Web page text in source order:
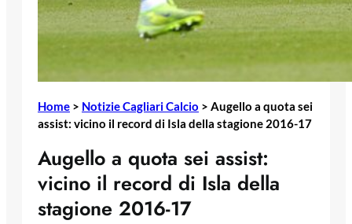
Home > Notizie Cagliari Calcio > Augello a quota sei
assist: vicino il record di Isla della stagione 2016-17
Augello a quota sei assist:
vicino il record di Isla della
stagione 2016-17